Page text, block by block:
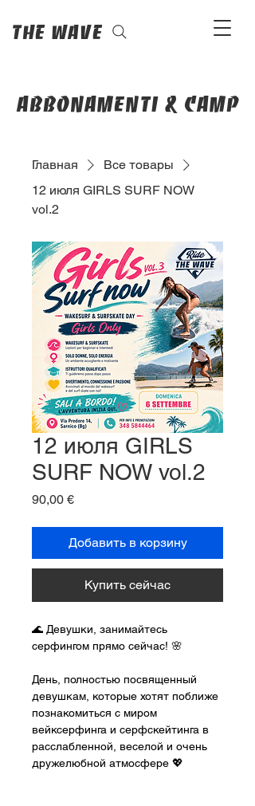
The Wave
abbonamenti & camp
Главная
Все товары
12 июля GIRLS SURF NOW
vol.2
12 июля GIRLS
SURF NOW vol.2
90,00 €Цена
Добавить в корзину
Купить сейчас
🌊 Девушки, занимайтесь
серфингом прямо сейчас! 🌸
День, полностью посвященный
девушкам, которые хотят поближе
познакомиться с миром
вейксерфинга и серфскейтинга в
расслабленной, веселой и очень
дружелюбной атмосфере 💖